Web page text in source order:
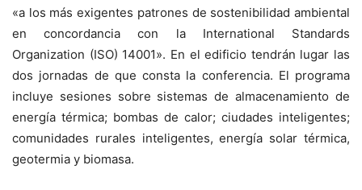
«a los más exigentes patrones de sostenibilidad ambiental
en concordancia con la International Standards
Organization (ISO) 14001». En el edificio tendrán lugar las
dos jornadas de que consta la conferencia. El programa
incluye sesiones sobre sistemas de almacenamiento de
energía térmica; bombas de calor; ciudades inteligentes;
comunidades rurales inteligentes, energía solar térmica,
geotermia y biomasa.